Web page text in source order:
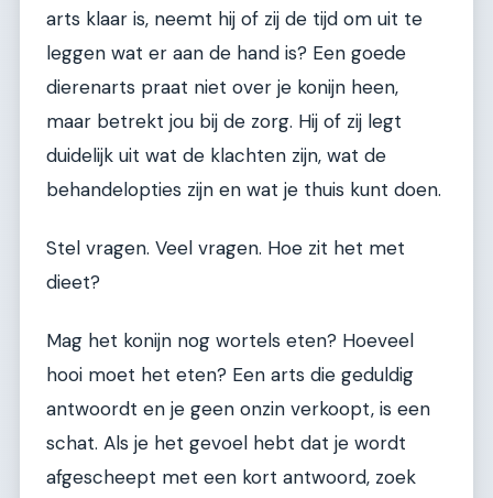
arts klaar is, neemt hij of zij de tijd om uit te
leggen wat er aan de hand is? Een goede
dierenarts praat niet over je konijn heen,
maar betrekt jou bij de zorg. Hij of zij legt
duidelijk uit wat de klachten zijn, wat de
behandelopties zijn en wat je thuis kunt doen.
Stel vragen. Veel vragen. Hoe zit het met
dieet?
Mag het konijn nog wortels eten? Hoeveel
hooi moet het eten? Een arts die geduldig
antwoordt en je geen onzin verkoopt, is een
schat. Als je het gevoel hebt dat je wordt
afgescheept met een kort antwoord, zoek